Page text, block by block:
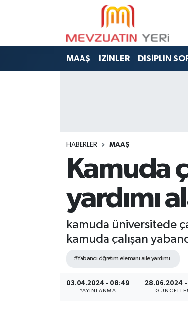
MAAŞ İZİNLER DİSİPLİN
HABERLER MAAŞ
Kamuda
yardımı
kamuda üniversitede
kamuda çalışan
#Yabancı öğretim elemanı aile yardımı
03.04.2024 - 08:49
YAYINLANMA
28.06.2024 -